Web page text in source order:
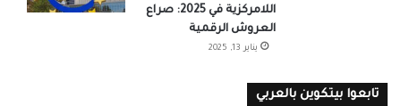
اللامركزية في 2025: صراع
العروش الرقمية
يناير 13, 2025
تابعوا بيتكوين بالعربي